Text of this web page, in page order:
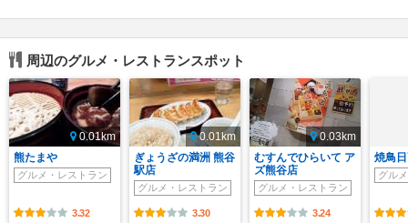
周辺のグルメ・レストランスポット
0.01km
熊たまや
グルメ・レストラン
3.32
0.01km
ぎょうざの満洲 熊谷
駅店
グルメ・レストラン
3.30
0.03km
むすんでひらいて ア
ズ熊谷店
グルメ・レストラン
3.24
焼鳥
グル